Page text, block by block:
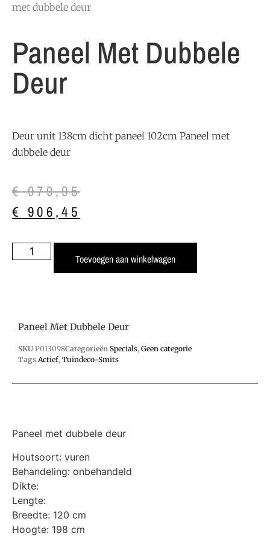
met dubbele deur
Paneel Met Dubbele
Deur
Deur unit 138cm dicht paneel 102cm Paneel met
dubbele deur
€979,95
€ 906,45
Toevoegen aan winkelwagen
Paneel Met Dubbele Deur
SKU P013098Categorieën Specials, Geen categorie
Tags Actief, Tuindeco-Smits
Paneel met dubbele deur
Houtsoort: vuren
Behandeling: onbehandeld
Dikte:
Lengte:
Breedte: 120 cm
Hoogte: 198 cm